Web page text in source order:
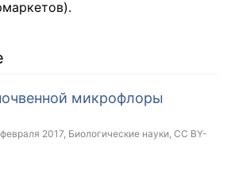
микрофлоры
2017, Биологические науки, CC BY-